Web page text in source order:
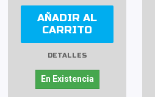
AÑADIR AL
CARRITO
DETALLES
En Existencia